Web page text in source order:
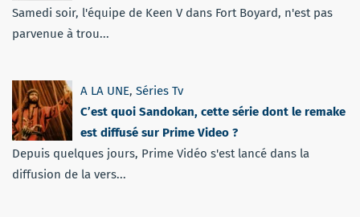
Samedi soir, l'équipe de Keen V dans Fort Boyard, n'est pas
parvenue à trou...
A LA UNE, Séries Tv
C’est quoi Sandokan, cette série dont le remake
est diffusé sur Prime Video ?
Depuis quelques jours, Prime Vidéo s'est lancé dans la
diffusion de la vers...